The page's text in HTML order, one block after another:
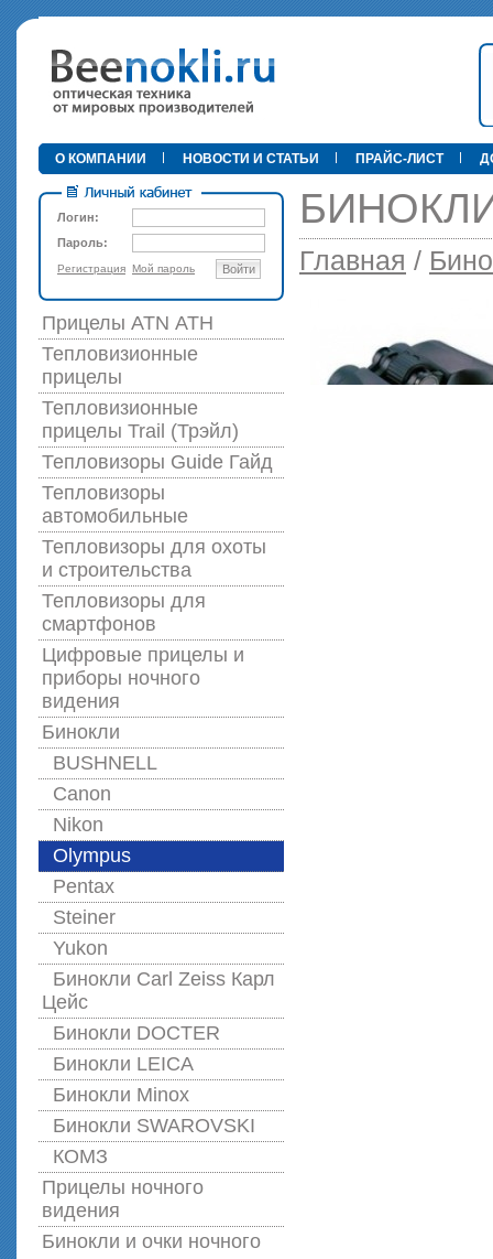
•
89 000
О КОМПАНИИ НОВОСТИ И СТАТЬИ ПРАЙС-ЛИСТ
Логин:
Пароль:
Регистрация Мой пароль Войти
Прицелы ATN АТН
Тепловизионные
прицелы
Тепловизионные
прицелы Trail (Трэйл)
Тепловизоры Guide Гайд
Тепловизоры
автомобильные
Тепловизоры для охоты
и строительства
Тепловизоры для
смартфонов
Цифровые прицелы и
приборы ночного
видения
Бинокли
BUSHNELL
Canon
Nikon
Olympus
Pentax
Steiner
Yukon
Бинокли Carl Zeiss Карл
Цейс
Бинокли DOCTER
Бинокли LEICA
Бинокли Minox
Бинокли SWAROVSKI
КОМЗ
Прицелы ночного
видения
Бинокли и очки ночного
БИНОКЛИ
Главная /